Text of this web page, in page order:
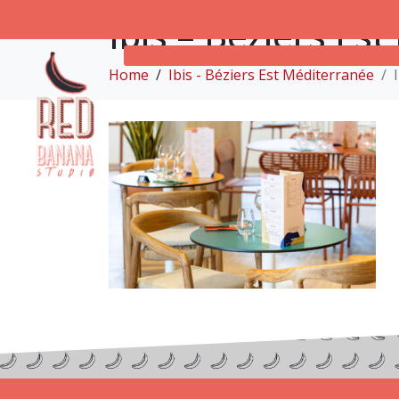
Ibis – Béziers
Home Ibis - Béziers Est Méditerranée